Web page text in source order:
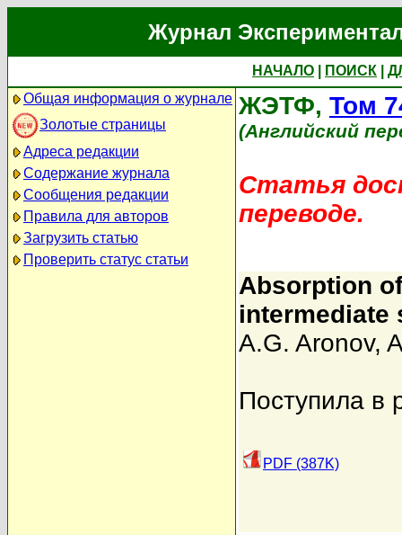
Журнал
НАЧАЛО ПОИСК
Общая информация о журнале
Золотые страницы
Адреса редакции
Содержание журнала
Сообщения редакции
Правила для авторов
Загрузить статью
Проверить статус статьи
ЖЭТФ, Том
(Английский
Статья
переводе.
Absorption
intermediate
A.G. Aronov,
Поступила в
PDF (387K)